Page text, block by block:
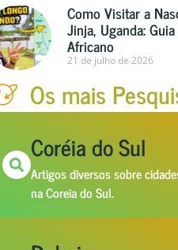
Como Visitar a
Jinja, Uganda:
Africano
21 de julho de 2026
Os mais
Coréia do Sul
Artigos diversos sobre
na Coreia do Sul.